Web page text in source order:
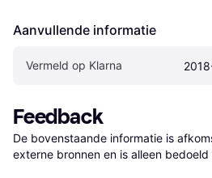
Aanvullende informatie
Vermeld op Klarna
Feedback
De bovenstaande informatie is
externe bronnen en is alleen bedoeld